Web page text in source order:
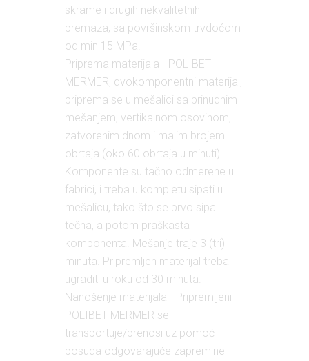
skrame i drugih nekvalitetnih
premaza, sa površinskom trvdoćom
od min 15 MPa.
Priprema materijala - POLIBET
MERMER, dvokomponentni materijal,
priprema se u mešalici sa prinudnim
mešanjem, vertikalnom osovinom,
zatvorenim dnom i malim brojem
obrtaja (oko 60 obrtaja u minuti).
Komponente su tačno odmerene u
fabrici, i treba u kompletu sipati u
mešalicu, tako što se prvo sipa
tečna, a potom praškasta
komponenta. Mešanje traje 3 (tri)
minuta. Pripremljen materijal treba
ugraditi u roku od 30 minuta.
Nanošenje materijala - Pripremljeni
POLIBET MERMER se
transportuje/prenosi uz pomoć
posuda odgovarajuće zapremine